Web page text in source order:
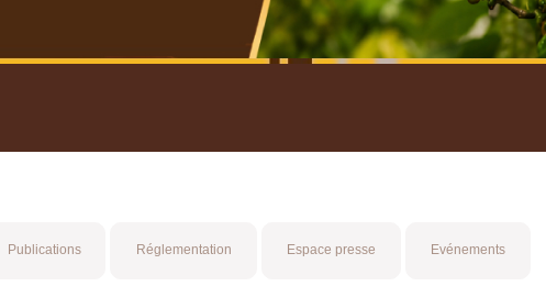
Publications Réglementation Espace presse Evénements